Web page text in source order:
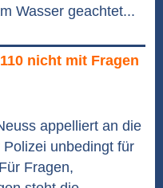
Wasser geachtet...
nicht mit Fragen
appelliert an die
unbedingt für
Fragen,